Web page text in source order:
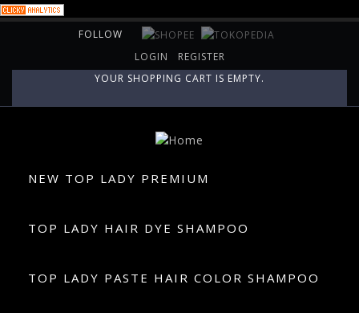
Skip to main content
FOLLOW
LOGIN
REGISTER
YOUR SHOPPING CART IS EMPTY.
NEW TOP LADY PREMIUM
TOP LADY HAIR DYE SHAMPOO
TOP LADY PASTE HAIR COLOR SHAMPOO